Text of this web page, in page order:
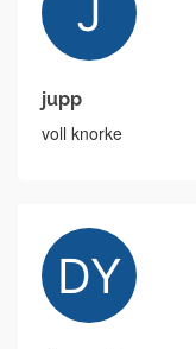
jupp
voll knorke